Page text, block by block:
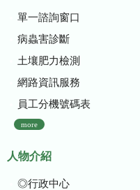
單一諮詢窗口
病蟲害診斷
土壤肥力檢測
網路資訊服務
員工分機號碼表
more
人物介紹
◎行政中心